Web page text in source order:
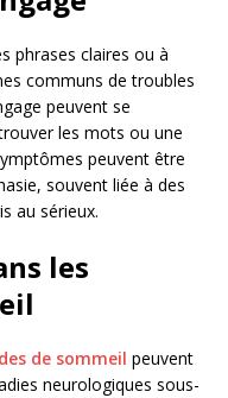
phrases claires ou à
communs de troubles
peuvent se
les mots ou une
peuvent être
souvent liée à des
au sérieux.
les
de sommeil peuvent
neurologiques sous-